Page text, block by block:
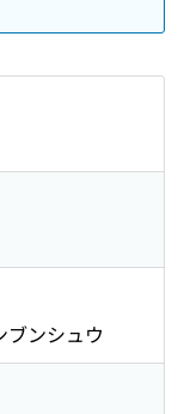
ブンシュウ